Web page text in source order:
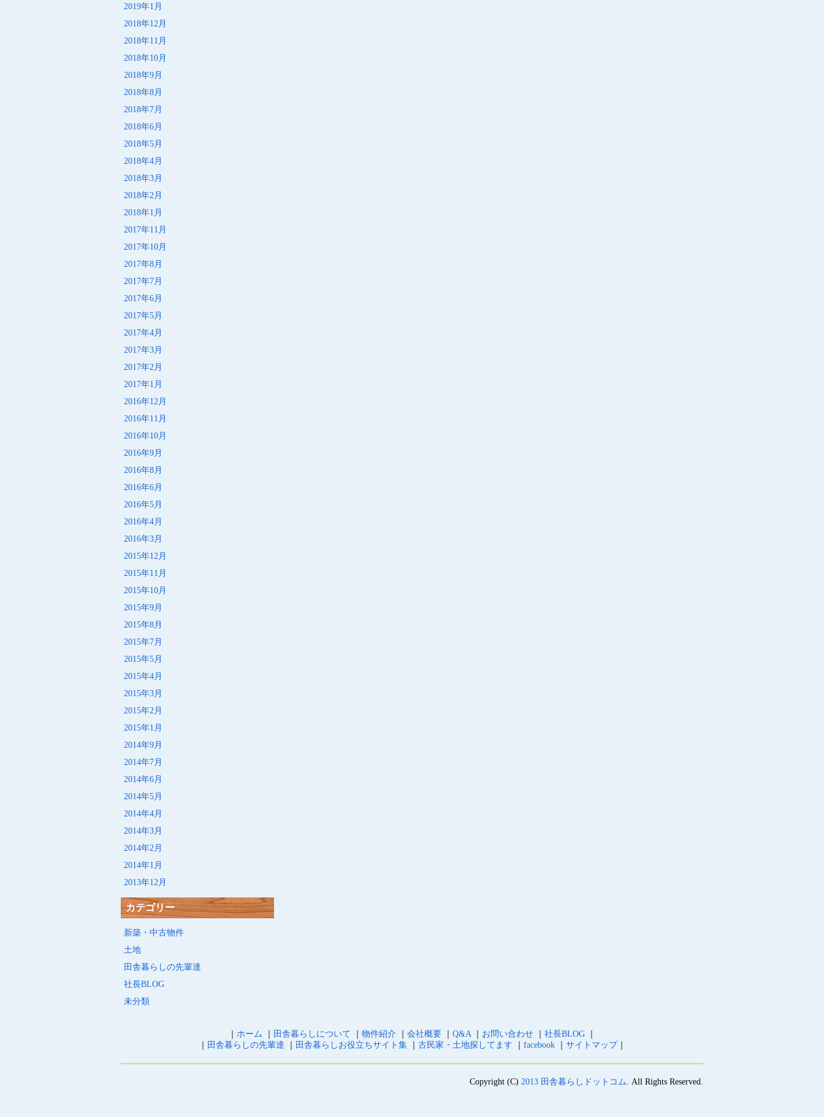
2019年1月
2018年12月
2018年11月
2018年10月
2018年9月
2018年8月
2018年7月
2018年6月
2018年5月
2018年4月
2018年3月
2018年2月
2018年1月
2017年11月
2017年10月
2017年8月
2017年7月
2017年6月
2017年5月
2017年4月
2017年3月
2017年2月
2017年1月
2016年12月
2016年11月
2016年10月
2016年9月
2016年8月
2016年6月
2016年5月
2016年4月
2016年3月
2015年12月
2015年11月
2015年10月
2015年9月
2015年8月
2015年7月
2015年5月
2015年4月
2015年3月
2015年2月
2015年1月
2014年9月
2014年7月
2014年6月
2014年5月
2014年4月
2014年3月
2014年2月
2014年1月
2013年12月
カテゴリー
新築・中古物件
土地
田舎暮らしの先輩達
社長BLOG
未分類
ホーム 田舎暮らしについて 物件紹介 会社概要 Q&A｜ お問い合わせ 社長BLOG
田舎暮らしの先輩達 田舎暮らしお役立ちサイト集｜ 古民家・土地探してます facebook｜ サイトマップ｜
Copyright (C) 2013 田舎暮らしドットコム. All Rights Reserved.